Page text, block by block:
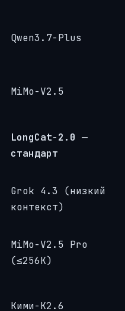
Qwen3.7-Plus
MiMo-V2.5
LongCat-2.0 —
стандарт
Grok 4.3 (низкий
контекст)
MiMo-V2.5 Pro
(≤256K)
Кими-К2.6